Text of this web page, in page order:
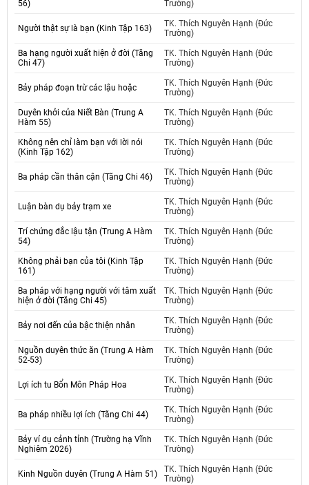
56)
Trường)
Người thật sự là bạn (Kinh Tập 163)
TK. Thích Nguyên Hạnh (Đức
Trường)
Ba hạng người xuất hiện ở đời (Tăng
Chi 47)
TK. Thích Nguyên Hạnh (Đức
Trường)
Bảy pháp đoạn trừ các lậu hoặc
TK. Thích Nguyên Hạnh (Đức
Trường)
Duyên khởi của Niết Bàn (Trung A
Hàm 55)
TK. Thích Nguyên Hạnh (Đức
Trường)
Không nên chỉ làm bạn với lời nói
(Kinh Tập 162)
TK. Thích Nguyên Hạnh (Đức
Trường)
Ba pháp cần thân cận (Tăng Chi 46)
TK. Thích Nguyên Hạnh (Đức
Trường)
Luận bàn dụ bảy trạm xe
TK. Thích Nguyên Hạnh (Đức
Trường)
Trí chứng đắc lậu tận (Trung A Hàm
54)
TK. Thích Nguyên Hạnh (Đức
Trường)
Không phải bạn của tôi (Kinh Tập
161)
TK. Thích Nguyên Hạnh (Đức
Trường)
Ba pháp với hạng người với tâm xuất
hiện ở đời (Tăng Chi 45)
TK. Thích Nguyên Hạnh (Đức
Trường)
Bảy nơi đến của bậc thiện nhân
TK. Thích Nguyên Hạnh (Đức
Trường)
Nguồn duyên thức ăn (Trung A Hàm
52-53)
TK. Thích Nguyên Hạnh (Đức
Trường)
Lợi ích tu Bổn Môn Pháp Hoa
TK. Thích Nguyên Hạnh (Đức
Trường)
Ba pháp nhiều lợi ích (Tăng Chi 44)
TK. Thích Nguyên Hạnh (Đức
Trường)
Bảy ví dụ cảnh tỉnh (Trường hạ Vĩnh
Nghiêm 2026)
TK. Thích Nguyên Hạnh (Đức
Trường)
Kinh Nguồn duyên (Trung A Hàm 51)
TK. Thích Nguyên Hạnh (Đức
Trường)